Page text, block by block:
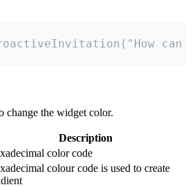
change the widget color.
Description
color code
colour code is used to create